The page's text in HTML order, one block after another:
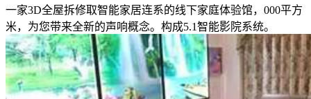
一家3D全屋拆修取智能家居连系的线下家庭体验馆，000平方
米，为您带来全新的声响概念。构成5.1智能影院系统。